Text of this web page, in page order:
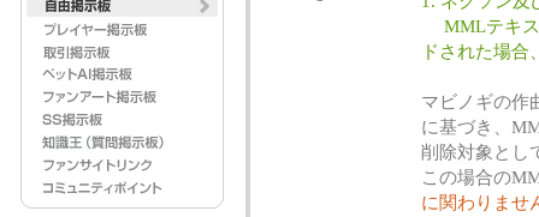
MMLテキス
ドされた場合
マビノギの作
に基づき、
削除対象とし
この場合の
に関わりませ